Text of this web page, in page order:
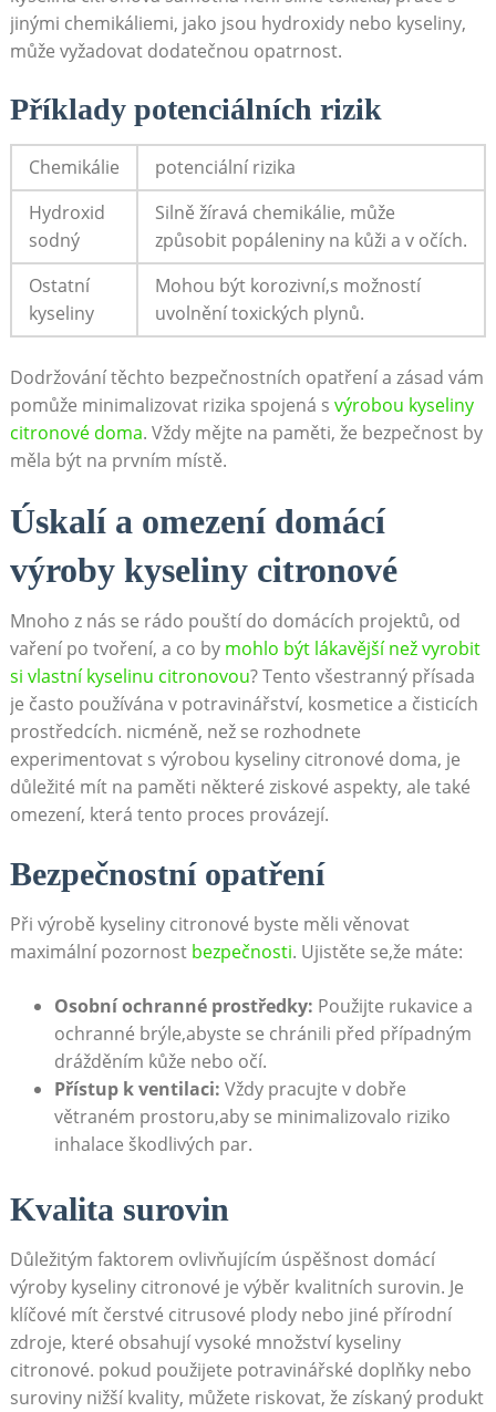
jinými chemikáliemi, jako jsou hydroxidy nebo kyseliny,
může vyžadovat dodatečnou opatrnost.
Příklady potenciálních rizik
Chemikálie
potenciální rizika
Hydroxid
sodný
Silně žíravá chemikálie, může
způsobit popáleniny na kůži a v očích.
Ostatní
kyseliny
Mohou být korozivní,s možností
uvolnění toxických plynů.
Dodržování těchto bezpečnostních opatření a zásad vám
pomůže minimalizovat rizika spojená s výrobou kyseliny
citronové doma. Vždy mějte na paměti, že bezpečnost by
měla být na prvním místě.
Úskalí a omezení domácí
výroby kyseliny citronové
Mnoho z nás se rádo pouští do domácích projektů, od
vaření po tvoření, a co by mohlo být lákavější než vyrobit
si vlastní kyselinu citronovou? Tento všestranný přísada
je často používána v potravinářství, kosmetice a čisticích
prostředcích. nicméně, než se rozhodnete
experimentovat s výrobou kyseliny citronové doma, je
důležité mít na paměti některé ziskové aspekty, ale také
omezení, která tento proces provázejí.
Bezpečnostní opatření
Při výrobě kyseliny citronové byste měli věnovat
maximální pozornost bezpečnosti. Ujistěte se,že máte:
Osobní ochranné prostředky: Použijte rukavice a
ochranné brýle,abyste se chránili před případným
drážděním kůže nebo očí.
Přístup k ventilaci: Vždy pracujte v dobře
větraném prostoru,aby se minimalizovalo riziko
inhalace škodlivých par.
Kvalita surovin
Důležitým faktorem ovlivňujícím úspěšnost domácí
výroby kyseliny citronové je výběr kvalitních surovin. Je
klíčové mít čerstvé citrusové plody nebo jiné přírodní
zdroje, které obsahují vysoké množství kyseliny
citronové. pokud použijete potravinářské doplňky nebo
suroviny nižší kvality, můžete riskovat, že získaný produkt